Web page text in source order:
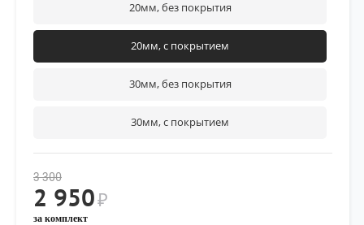
20мм, без покрытия
20мм, с покрытием
30мм, без покрытия
30мм, с покрытием
3 300
2 950₽
за комплект